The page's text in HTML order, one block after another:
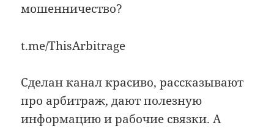
мошенничество?
t.me/ThisArbitrage
Сделан канал красиво, рассказывают
про арбитраж, дают полезную
информацию и рабочие связки. А